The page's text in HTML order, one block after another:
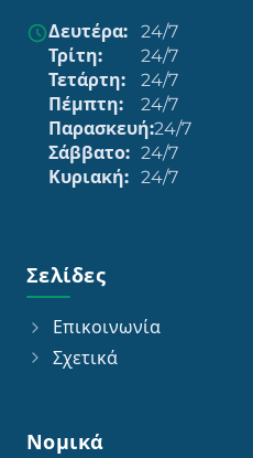
Δευτέρα:
24/7
Τρίτη:
24/7
Τετάρτη:
24/7
Πέμπτη:
24/7
Παρασκευή:24/7
Σάββατο: 24/7
Κυριακή: 24/7
Σελίδες
Επικοινωνία
Σχετικά
Νομικά